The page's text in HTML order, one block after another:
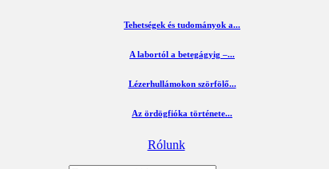
Tehetségek és tudományok a...
A labortól a betegágyig –...
Lézerhullámokon szörfölő...
Az ördögfióka története...
Rólunk